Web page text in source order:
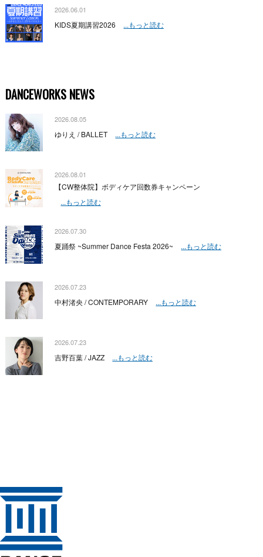
2026.06.01
KIDS夏期講習2026 ...もっと読む
DANCEWORKS NEWS
2026.08.05
ゆりえ / BALLET ...もっと読む
2026.08.01
【CW整体院】ボディケア回数券キャンペーン
...もっと読む
2026.07.30
夏踊祭 ~Summer Dance Festa 2026~ ...もっと読む
2026.07.23
中村渚央 / CONTEMPORARY ...もっと読む
2026.07.23
吉野百葉 / JAZZ ...もっと読む